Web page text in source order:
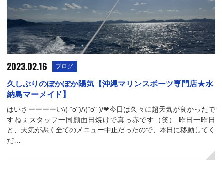
2023.02.16 ブログ
久しぶりのぽかぽか陽気【沖縄マリンスポーツ専門店★水
納島マーメイド】
はいさーーーーい\( ˆoˆ)/\(ˆoˆ )/❤︎今日は久々に超天気が良かったで
すねぇスタッフ一同顔面日焼けで真っ赤です（笑）.昨日一昨日
と、天気が悪く全てのメニュー中止だったので、本日に移動してく
だ…